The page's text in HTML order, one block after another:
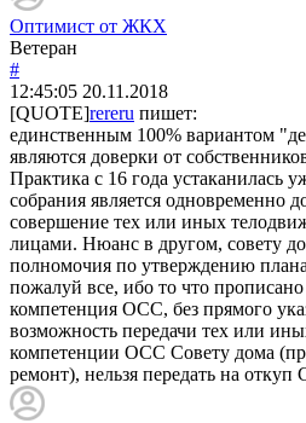
Оптимист от ЖКХ
Ветеран
#
12:45:05 20.11.2018
[QUOTE]rereru пишет:
единственным 100% вариантом
являются доверки от
Практика с 16 года устаканилась
собрания является одновременно
совершение тех или иных
лицами. Нюанс в другом, совету
полномочия по утверждению
пожалуй все, ибо то что
компетенция ОСС, без прямого
возможность передачи тех или
компетенции ОСС Совету дома
ремонт), нельзя передать на откуп